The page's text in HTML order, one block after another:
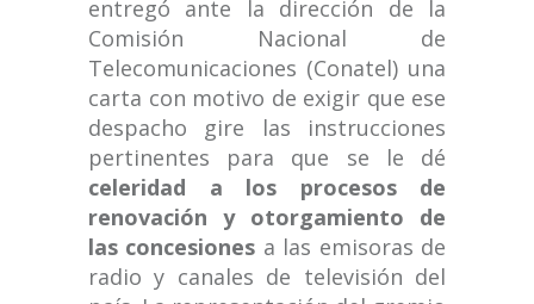
entregó ante la dirección de la
Comisión Nacional de
Telecomunicaciones (Conatel) una
carta con motivo de exigir que ese
despacho gire las instrucciones
pertinentes para que se le dé
celeridad a los procesos de
renovación y otorgamiento de
las concesiones a las emisoras de
radio y canales de televisión del